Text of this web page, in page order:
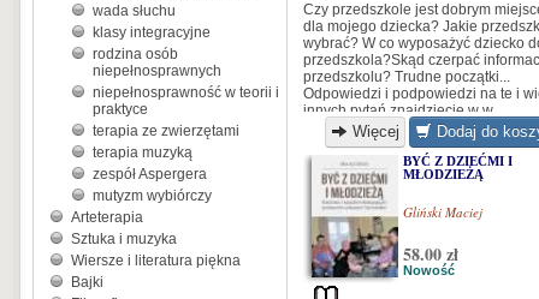
wada słuchu
klasy integracyjne
rodzina osób
niepełnosprawnych
niepełnosprawność w teorii i
praktyce
terapia ze zwierzętami
terapia muzyką
zespół Aspergera
mutyzm wybiórczy
Arteterapia
Sztuka i muzyka
Wiersze i literatura piękna
Bajki
Czy przedszkole jest dobrym
dla mojego dziecka? Jakie
wybrać? W co wyposażyć dziecko
przedszkola?Skąd czerpać
przedszkolu? Trudne początki...
Odpowiedzi i podpowiedzi na te i
innych pytań znajdziecie w w
wyjątkowej publikacji Elżbiety
Więcej Dodaj do
BYĆ Z DZIEĆMI I
MŁODZIEŻĄ
Gliński Maciej
58.00 zł
Nowość